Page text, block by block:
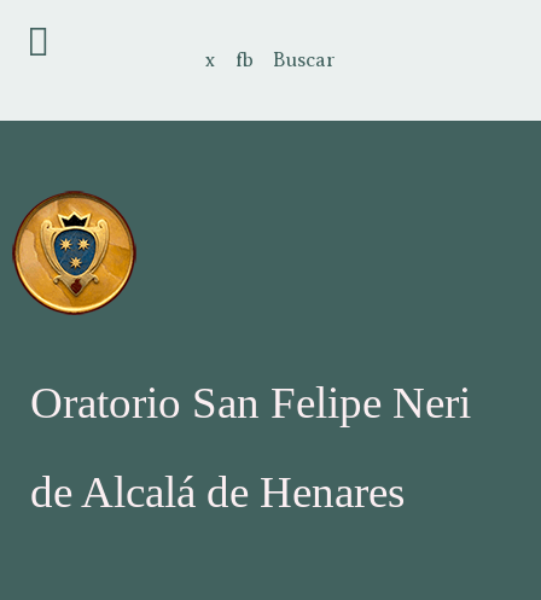
x fb Buscar
Oratorio San Felipe Neri
de Alcalá de Henares